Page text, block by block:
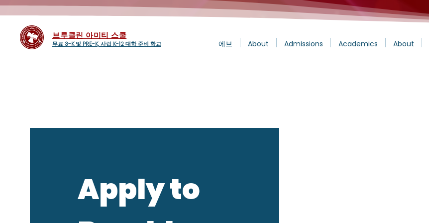
브루클린 아미티 스쿨
무료 3-K 및 PRE-K, 사립 K-12 대학 준비 학교 에브 About Admissions Academics About
Apply to